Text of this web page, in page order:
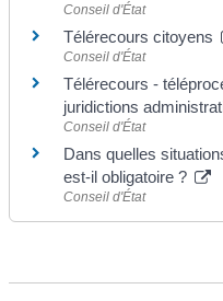
Conseil d'État
Télérecours citoyens
Conseil d'État
Télérecours -
juridictions
Conseil d'État
Dans quelles
est-il obligatoire ?
Conseil d'État